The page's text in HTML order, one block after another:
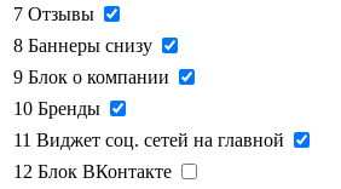
7 Отзывы
8 Баннеры снизу
9 Блок о компании
10 Бренды
11 Виджет соц. сетей на главной
12 Блок ВКонтакте